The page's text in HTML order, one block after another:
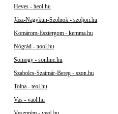
Heves - heol.hu
Jász-Nagykun-Szolnok - szoljon.hu
Komárom-Esztergom - kemma.hu
Nógrád - nool.hu
Somogy - sonline.hu
Szabolcs-Szatmár-Bereg - szon.hu
Tolna - teol.hu
Vas - vaol.hu